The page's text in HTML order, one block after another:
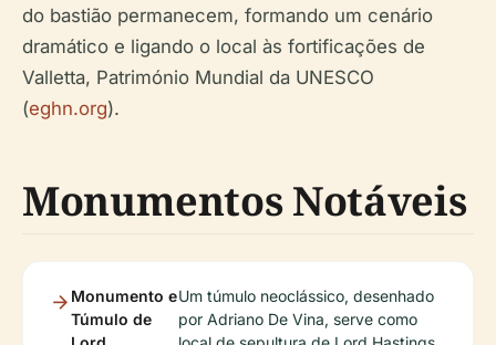
do bastião permanecem, formando um cenário
dramático e ligando o local às fortificações de
Valletta, Património Mundial da UNESCO
(eghn.org).
Monumentos Notáveis
Monumento e
Túmulo de
Um túmulo neoclássico, desenhado
por Adriano De Vina, serve como